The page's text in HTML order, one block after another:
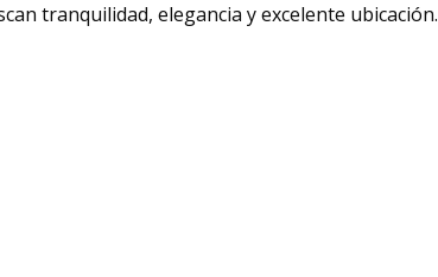
tranquilidad, elegancia y excelente ubicación.